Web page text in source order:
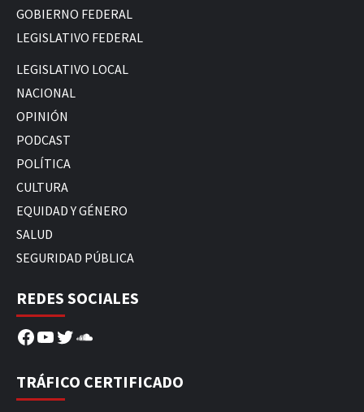
GOBIERNO FEDERAL
LEGISLATIVO FEDERAL
LEGISLATIVO LOCAL
NACIONAL
OPINIÓN
PODCAST
POLÍTICA
CULTURA
EQUIDAD Y GÉNERO
SALUD
SEGURIDAD PÚBLICA
REDES SOCIALES
Facebook
YouTube
Twitter
SoundCloud
TRÁFICO CERTIFICADO